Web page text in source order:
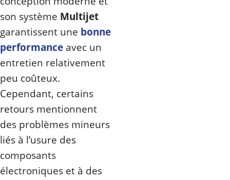
son système Multijet
garantissent une bonne
performance avec un
entretien relativement
peu coûteux.
Cependant, certains
retours mentionnent
des problèmes mineurs
liés à l’usure des
composants
électroniques et à des